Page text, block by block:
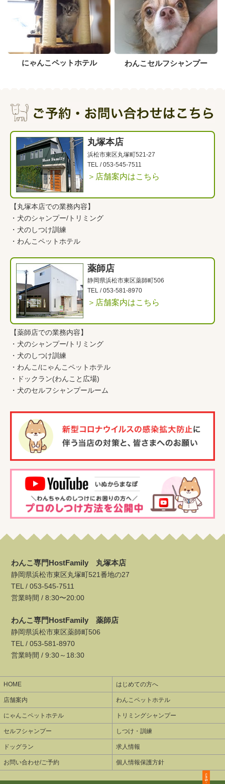
にゃんこペットホテル わんこセルフシャンプー
丸塚本店
浜松市東区丸塚町521-27
TEL /053-545-7511
＞店舗案内はこちら
【丸塚本店での業務内容】
・ 犬のシャンプー/トリミング
・ 犬のしつけ訓練
・ わんこペットホテル
薬師店
静岡県浜松市東区薬師町506
TEL /053-581-8970
＞店舗案内はこちら
【薬師店での業務内容】
・ 犬のシャンプー/トリミング
・ 犬のしつけ訓練
・ わんこ /にゃんこペットホテル
・
ドックラン(わんこと広場)
・ 犬のセルフシャンプールーム
わんこ専門HostFamily 丸塚本店
静岡県浜松市東区丸塚町521番地の27
TEL /053-545-7511
営業時間 / 8:30〜20:00
わんこ専門HostFamily 薬師店
静岡県浜松市東区薬師町506
TEL /053-581-8970
営業時間 / 9:30～18:30
HOME はじめての方へ
店舗案内 わんこペットホテル
にゃんこペットホテル トリミングシャンプー
セルフシャンプー しつけ・訓練
ドッグラン 求人情報
お問い合わせ/ご予約 個人情報保護方針